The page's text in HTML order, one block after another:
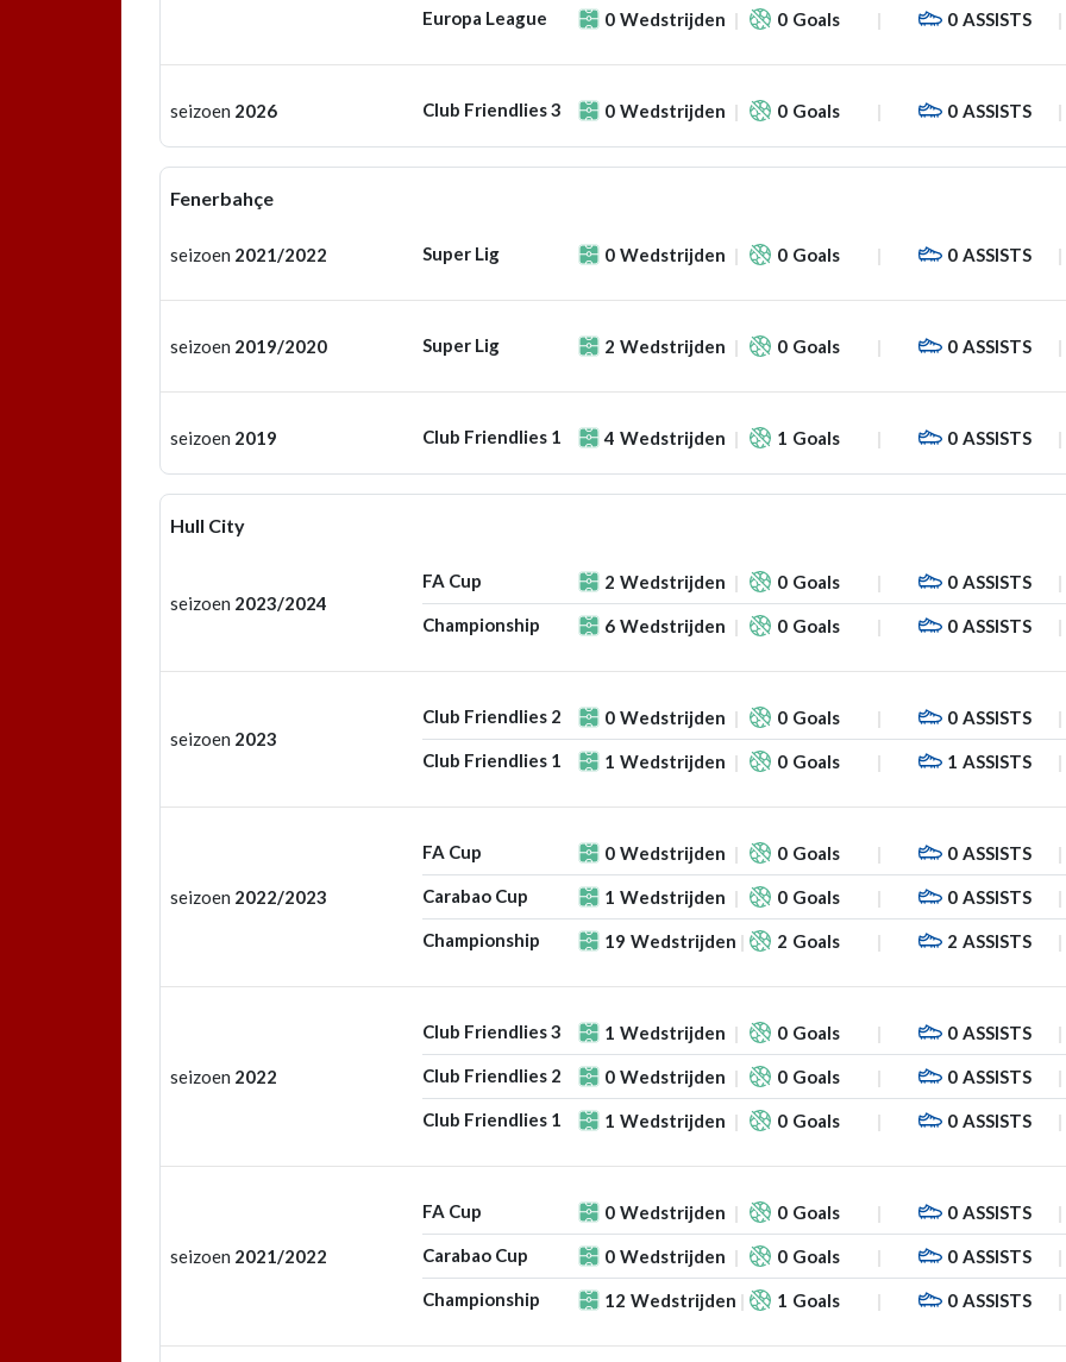
Europa League 0 Wedstrijden 0 Goals 0 ASSISTS
seizoen 2026 Club Friendlies 3 0 Wedstrijden 0 Goals 0 ASSISTS
Fenerbahçe
seizoen 2021/2022 Super Lig 0 Wedstrijden 0 Goals 0 ASSISTS
seizoen 2019/2020 Super Lig 2 Wedstrijden 0 Goals 0 ASSISTS
seizoen 2019 Club Friendlies 1 4 Wedstrijden 1 Goals 0 ASSISTS
Hull City
seizoen 2023/2024
FA Cup 2 Wedstrijden 0 Goals 0 ASSISTS
Championship 6 Wedstrijden 0 Goals 0 ASSISTS
seizoen 2023
Club Friendlies 2 0 Wedstrijden 0 Goals 0 ASSISTS
Club Friendlies 1 1 Wedstrijden 0 Goals 1 ASSISTS
seizoen 2022/2023
FA Cup 0 Wedstrijden 0 Goals 0 ASSISTS
Carabao Cup 1 Wedstrijden 0 Goals 0 ASSISTS
Championship 19 Wedstrijden 2 Goals 2 ASSISTS
seizoen 2022
Club Friendlies 3 1 Wedstrijden 0 Goals 0 ASSISTS
Club Friendlies 2 0 Wedstrijden 0 Goals 0 ASSISTS
Club Friendlies 1 1 Wedstrijden 0 Goals 0 ASSISTS
seizoen 2021/2022
FA Cup 0 Wedstrijden 0 Goals 0 ASSISTS
Carabao Cup 0 Wedstrijden 0 Goals 0 ASSISTS
Championship 12 Wedstrijden 1 Goals 0 ASSISTS